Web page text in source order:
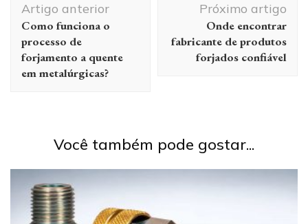
de
post
Artigo anterior
Como funciona o
processo de
forjamento a quente
em metalúrgicas?
Próximo artigo
Onde encontrar
fabricante de produtos
forjados confiável
Você também pode gostar...